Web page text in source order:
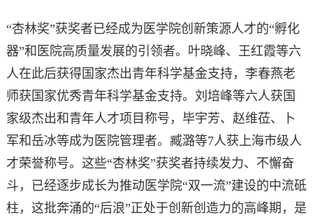
“杏林奖”获奖者已经成为医学院创新策源人才的“孵化
器”和医院高质量发展的引领者。叶晓峰、王红霞等六
人在此后获得国家杰出青年科学基金支持，李春燕老
师获国家优秀青年科学基金支持。刘培峰等六人获国
家级杰出和青年人才项目称号，毕宇芳、赵维莅、卜
军和岳冰等成为医院管理者。臧潞等7人获上海市级人
才荣誉称号。这些“杏林奖”获奖者持续发力、不懈奋
斗，已经逐步成长为推动医学院“双一流”建设的中流砥
柱，这批奔涌的“后浪”正处于创新创造力的高峰期，是